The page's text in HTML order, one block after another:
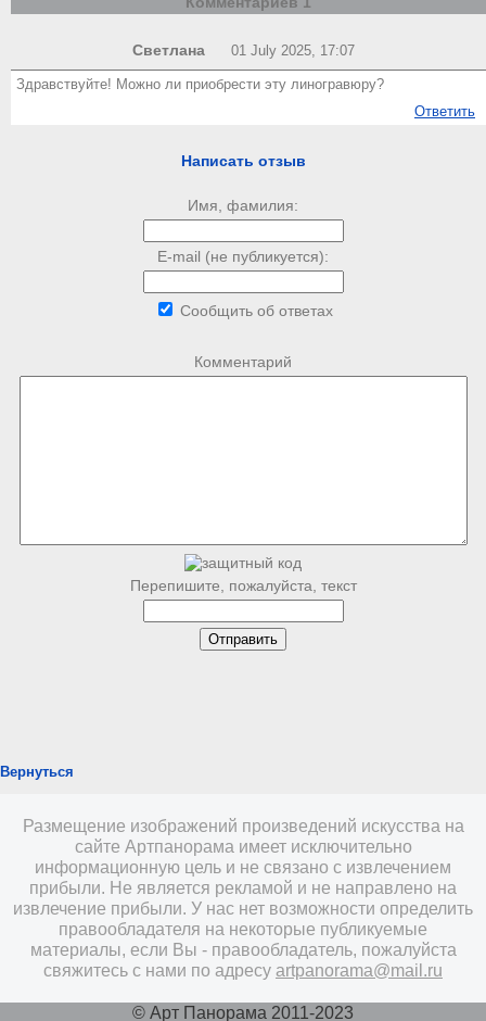
Светлана 01 July 2025, 17:07
Здравствуйте! Можно ли приобрести эту линогравюру?
Ответить
Написать отзыв
Имя, фамилия:
E-mail (не публикуется):
Сообщить об ответах
Комментарий
Перепишите, пожалуйста, текст
Вернуться
Размещение изображений произведений искусства на
сайте Артпанорама имеет исключительно
информационную цель и не связано с извлечением
прибыли. Не является рекламой и не направлено на
извлечение прибыли. У нас нет возможности определить
правообладателя на некоторые публикуемые
материалы, если Вы - правообладатель, пожалуйста
свяжитесь с нами по адресу artpanorama@mail.ru
© Арт Панорама 2011-2023